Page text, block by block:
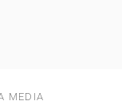
MEDIA